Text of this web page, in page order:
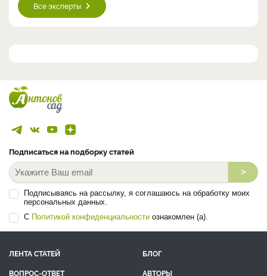
Все эксперты
Подписаться на подборку статей
>
Подписываясь на рассылку, я соглашаюсь на обработку моих
персональных данных.
С Политикой конфиденциальности ознакомлен (а).
ЛЕНТА СТАТЕЙ
БЛОГ
ВОПРОС-ОТВЕТ
АВТОРЫ